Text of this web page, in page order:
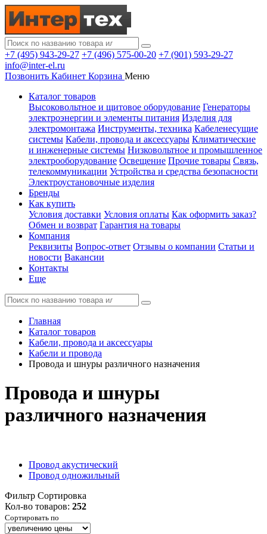
+7 (495) 943-29-27 +7 (496) 575-00-20 +7 (901) 593-29-27
info@inter-el.ru
Позвонить Кабинет Корзина Меню
Каталог товаров
Высоковольтное и щитовое оборудование Генераторы
электроэнергии и элементы питания Изделия для
электромонтажа Инструменты, техника Кабеленесущие
системы Кабели, провода и аксессуары Климатические
и инженерные системы Низковольтное и промышленное
электрооборудование Освещение Прочие товары Связь,
телекоммуникации Устройства и средства безопасности
Электроустановочные изделия
Бренды
Как купить
Условия доставки Условия оплаты Как оформить заказ?
Обмен и возврат Гарантия на товары
Компания
Реквизиты Вопрос-ответ Отзывы о компании Статьи и
новости Вакансии
Контакты
Еще
Главная
Каталог товаров
Кабели, провода и аксессуары
Кабели и провода
Провода и шнуры различного назначения
Провода и шнуры
различного назначения
Провод акустический
Провод одножильный
Фильтр Сортировка
Кол-во товаров: 252
Сортировать по